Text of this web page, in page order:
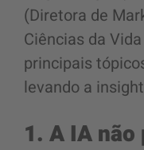
(Diretora de
Ciências da
principais
levando a
1. A IA